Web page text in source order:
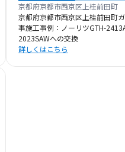
京都府京都市西京区上桂前田町
京都府京都市西京区上桂前田町
事施工事例：ノーリツGTH-
2023SAWへの交換
詳しくはこちら